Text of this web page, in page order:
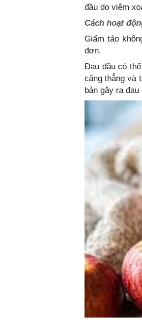
đầu do viêm
Cách hoạt
Giấm táo
đơn.
Đau đầu có
căng thẳng và
bản gây ra đau